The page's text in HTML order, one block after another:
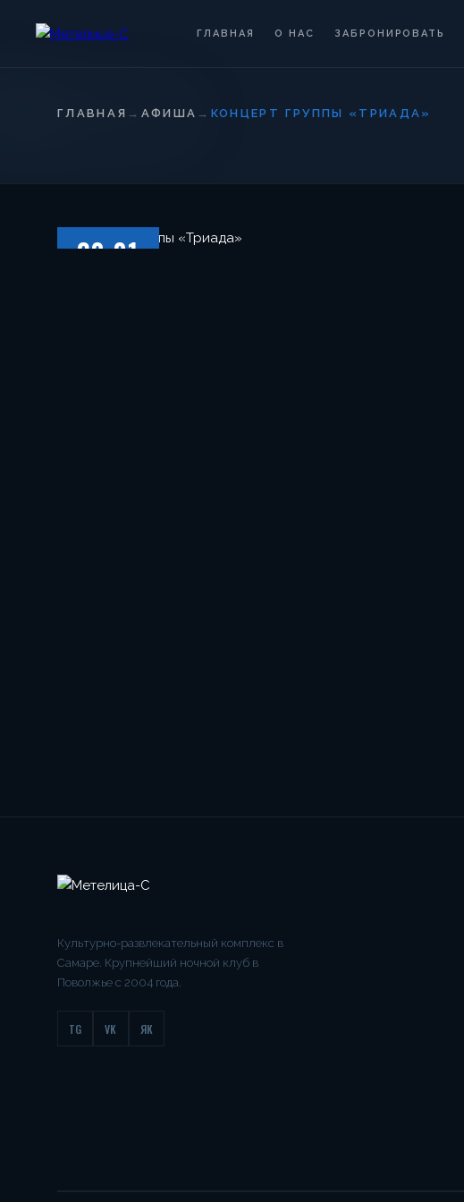
ГЛАВНАЯ О НАС ЗАБРОНИРОВАТЬ
ГЛАВНАЯ → АФИША → КОНЦЕРТ ГРУППЫ «ТРИАДА»
20.01
Культурно-развлекательный комплекс в
Самаре. Крупнейший ночной клуб в
Поволжье с 2004 года.
TG VK ЯК